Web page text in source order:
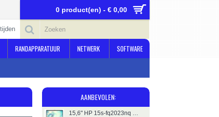
0 product(en) - € 0,00
RANDAPPARATUUR NETWERK SOFTWARE
AANBEVOLEN:
15,6" HP 15s-fq2023nq - i3 Ref.-16GB